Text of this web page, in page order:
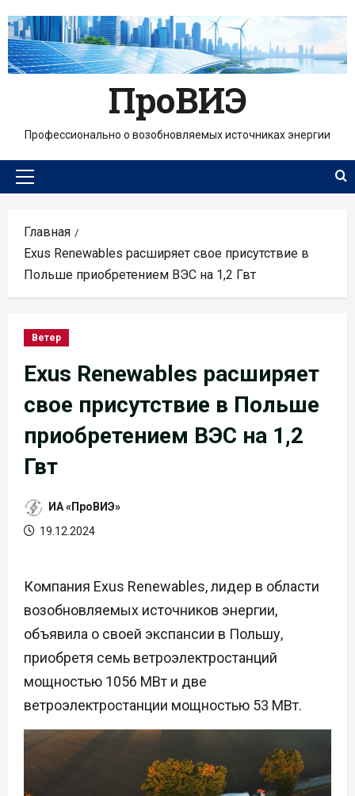
содержимому
ПроВИЭ
Профессионально о возобновляемых источниках энергии
Основное
Главная
Exus Renewables расширяет свое присутствие в
Польше приобретением ВЭС на 1,2 Гвт
Ветер
Exus Renewables расширяет
свое присутствие в Польше
приобретением ВЭС на 1,2
Гвт
ИА «ПроВИЭ»
19.12.2024
Компания Exus Renewables, лидер в области
возобновляемых источников энергии,
объявила о своей экспансии в Польшу,
приобретя семь ветроэлектростанций
мощностью 1056 МВт и две
ветроэлектростанции мощностью 53 МВт.